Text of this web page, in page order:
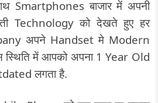
Smartphones बाजार में अपनी
Technology को देखते हुए हर
अपने Handset मे Modern
स्थिति में आपको अपना 1 Year Old
लगता है.